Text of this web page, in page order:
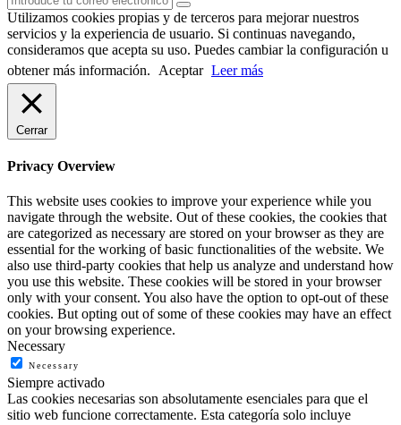
Utilizamos cookies propias y de terceros para mejorar nuestros
servicios y la experiencia de usuario. Si continuas navegando,
consideramos que acepta su uso. Puedes cambiar la configuración u
obtener más información.
Aceptar Leer más
Cerrar
Privacy Overview
This website uses cookies to improve your experience while you
navigate through the website. Out of these cookies, the cookies that
are categorized as necessary are stored on your browser as they are
essential for the working of basic functionalities of the website. We
also use third-party cookies that help us analyze and understand how
you use this website. These cookies will be stored in your browser
only with your consent. You also have the option to opt-out of these
cookies. But opting out of some of these cookies may have an effect
on your browsing experience.
Necessary
Necessary
Siempre activado
Las cookies necesarias son absolutamente esenciales para que el
sitio web funcione correctamente. Esta categoría solo incluye